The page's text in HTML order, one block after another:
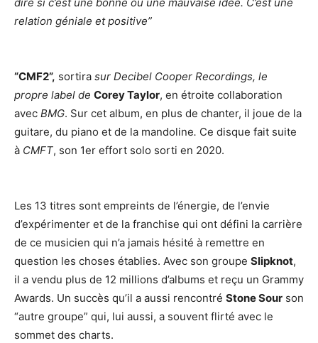
dire si c’est une bonne ou une mauvaise idée. C’est une
relation géniale et positive”
“CMF2”, sortira sur Decibel Cooper Recordings, le
propre label de Corey Taylor, en étroite collaboration
avec BMG. Sur cet album, en plus de chanter, il joue de la
guitare, du piano et de la mandoline. Ce disque fait suite
à CMFT, son 1er effort solo sorti en 2020.
Les 13 titres sont empreints de l’énergie, de l’envie
d’expérimenter et de la franchise qui ont défini la carrière
de ce musicien qui n’a jamais hésité à remettre en
question les choses établies. Avec son groupe Slipknot,
il a vendu plus de 12 millions d’albums et reçu un Grammy
Awards. Un succès qu’il a aussi rencontré Stone Sour son
“autre groupe” qui, lui aussi, a souvent flirté avec le
sommet des charts.